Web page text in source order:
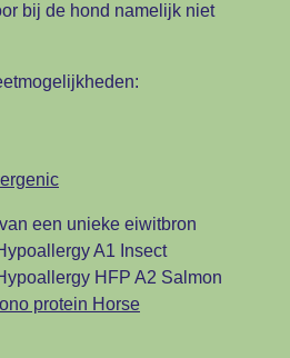
bij de hond namelijk niet
een unieke eiwitbron
A1 Insect
HFP A2 Salmon
protein Horse